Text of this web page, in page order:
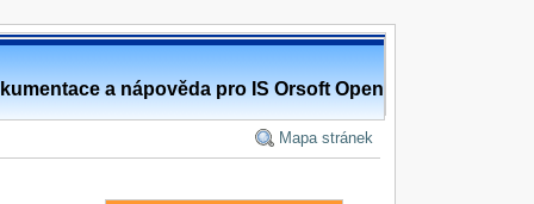
a nápověda pro IS Orsoft Open
Mapa stránek